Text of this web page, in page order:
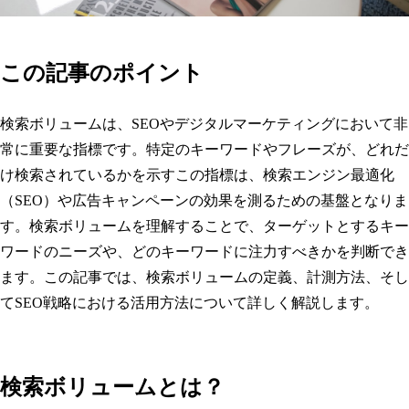
この記事のポイント
検索ボリュームは、SEOやデジタルマーケティングにおいて非
常に重要な指標です。特定のキーワードやフレーズが、どれだ
け検索されているかを示すこの指標は、検索エンジン最適化
（SEO）や広告キャンペーンの効果を測るための基盤となりま
す。検索ボリュームを理解することで、ターゲットとするキー
ワードのニーズや、どのキーワードに注力すべきかを判断でき
ます。この記事では、検索ボリュームの定義、計測方法、そし
てSEO戦略における活用方法について詳しく解説します。
検索ボリュームとは？